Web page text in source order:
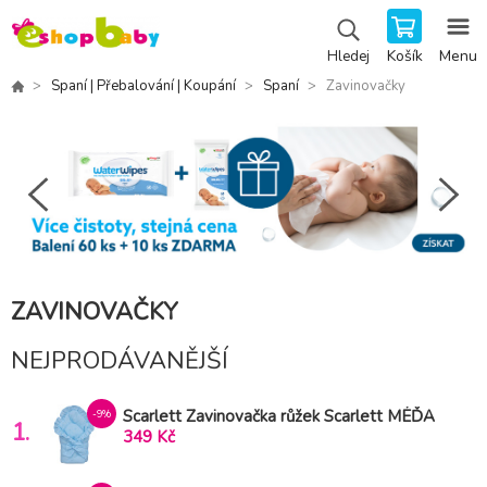
Hledej Košík Menu
Spaní | Přebalování | Koupání Spaní Zavinovačky
ZAVINOVAČKY
NEJPRODÁVANĚJŠÍ
1.
-9%
Scarlett Zavinovačka růžek Scarlett MÉĎA
- modrá
349 Kč